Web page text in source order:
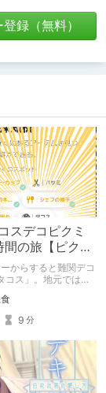
録（無料）
スデコピクミ
間の旅【ピクミ
Pikmin
からすると難関デコ
コス」。地元では見
男が広島で探す旅を
くすと5月のテーマ
」。
9 分